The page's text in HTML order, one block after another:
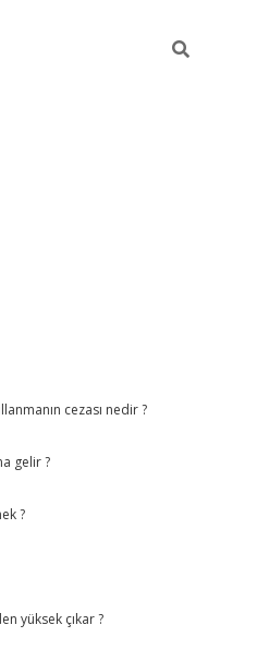
cezası nedir ?
gelir ?
?
yüksek çıkar ?